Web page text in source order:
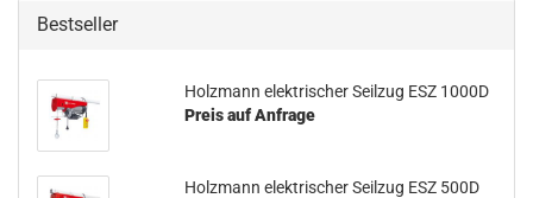
Bestseller
Holzmann elektrischer Seilzug ESZ 1000D
Preis auf Anfrage
Holzmann elektrischer Seilzug ESZ 500D